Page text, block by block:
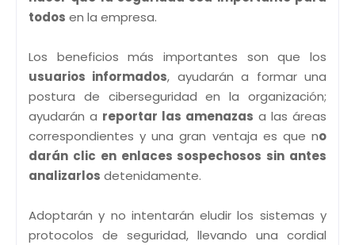
todos en la empresa.
Los beneficios más importantes son que los
usuarios informados, ayudarán a formar una
postura de ciberseguridad en la organización;
ayudarán a reportar las amenazas a las áreas
correspondientes y una gran ventaja es que no
darán clic en enlaces sospechosos sin antes
analizarlos detenidamente.
Adoptarán y no intentarán eludir los sistemas y
protocolos de seguridad, llevando una cordial